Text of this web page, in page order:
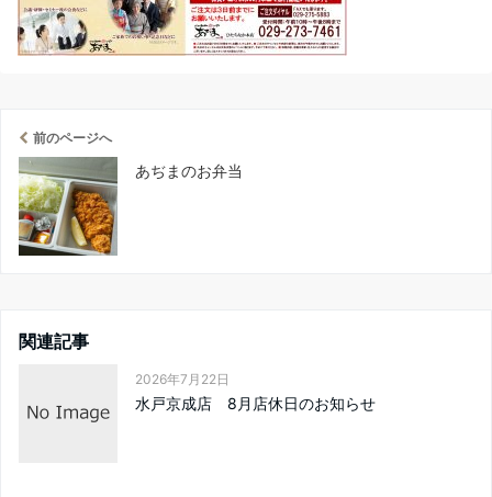
前のページへ
あぢまのお弁当
関連記事
2026年7月22日
水戸京成店 8月店休日のお知らせ